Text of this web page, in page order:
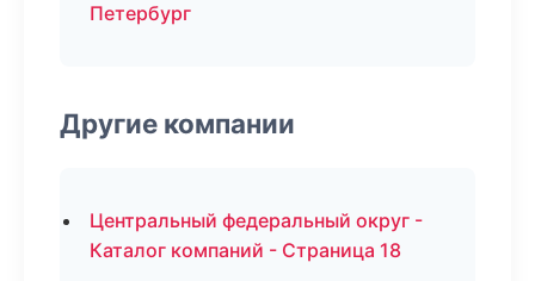
Петербург
Другие компании
Центральный федеральный округ -
Каталог компаний - Страница 18